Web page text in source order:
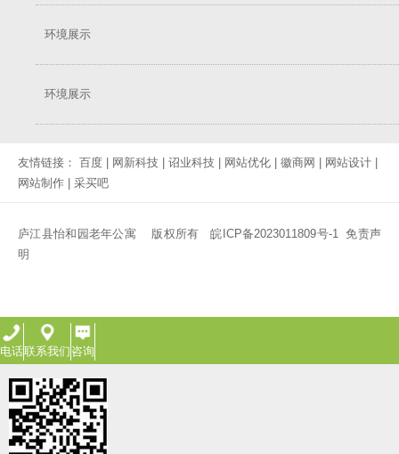
环境展示
环境展示
友情链接： 百度 网新科技 诏业科技 网站优化 徽商网 网站设计
网站制作
采买吧
庐江县怡和园老年公寓 版权所有皖ICP备2023011809号-1
免责声
明
电话联系我们 咨询